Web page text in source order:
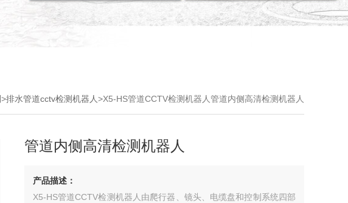
>排水管道cctv检测机器人>X5-HS管道CCTV检测机器人管道内侧高清检测机器人
管道内侧高清检测机器人
产品描述：
X5-HS管道CCTV检测机器人由爬行器、镜头、电缆盘和控制系统四部